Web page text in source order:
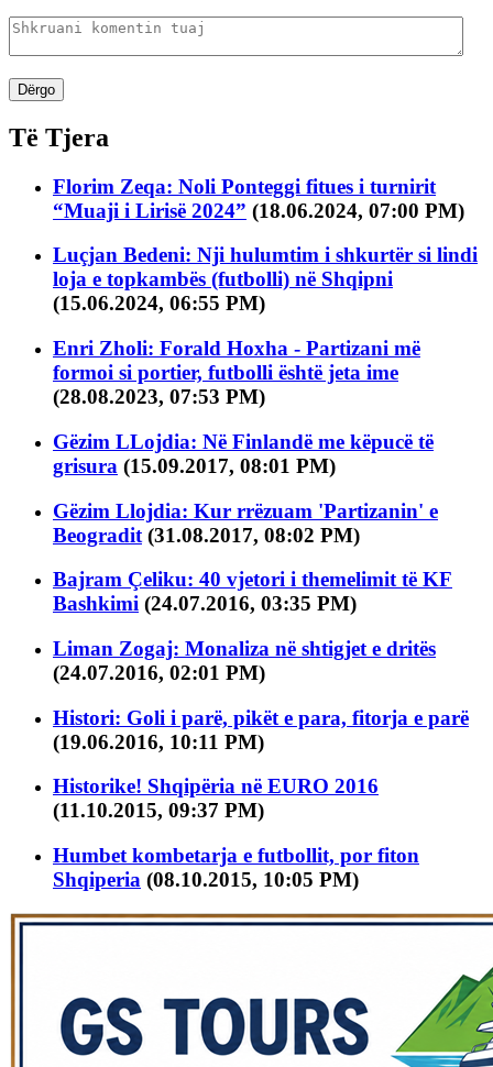
Dërgo
Të Tjera
Florim Zeqa: Noli Ponteggi fitues i turnirit
“Muaji i Lirisë 2024” (18.06.2024, 07:00 PM)
Luçjan Bedeni: Nji hulumtim i shkurtër si lindi
loja e topkambës (futbolli) në Shqipni
(15.06.2024, 06:55 PM)
Enri Zholi: Forald Hoxha - Partizani më
formoi si portier, futbolli është jeta ime
(28.08.2023, 07:53 PM)
Gëzim LLojdia: Në Finlandë me këpucë të
grisura (15.09.2017, 08:01 PM)
Gëzim Llojdia: Kur rrëzuam 'Partizanin' e
Beogradit (31.08.2017, 08:02 PM)
Bajram Çeliku: 40 vjetori i themelimit të KF
Bashkimi (24.07.2016, 03:35 PM)
Liman Zogaj: Monaliza në shtigjet e dritës
(24.07.2016, 02:01 PM)
Histori: Goli i parë, pikët e para, fitorja e parë
(19.06.2016, 10:11 PM)
Historike! Shqipëria në EURO 2016
(11.10.2015, 09:37 PM)
Humbet kombetarja e futbollit, por fiton
Shqiperia (08.10.2015, 10:05 PM)